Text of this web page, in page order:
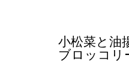
小松菜と油
ブロッコリ